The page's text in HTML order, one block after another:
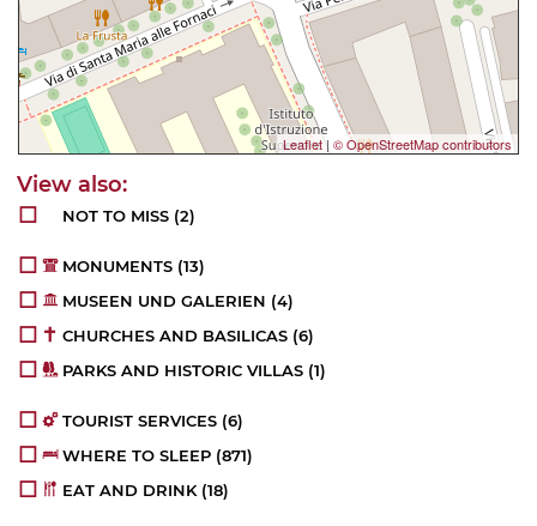
Leaflet| © OpenStreetMap contributors
NOT TO MISS (2)
MONUMENTS (13)
MUSEEN UND GALERIEN (4)
CHURCHES AND BASILICAS (6)
PARKS AND HISTORIC VILLAS (1)
TOURIST SERVICES (6)
WHERE TO SLEEP (871)
EAT AND DRINK (18)